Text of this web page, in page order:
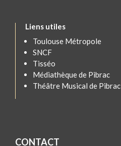
Liens utiles
Toulouse Métropole
SNCF
Tisséo
Médiathèque de Pibrac
Théâtre Musical de Pibrac
CONTACT